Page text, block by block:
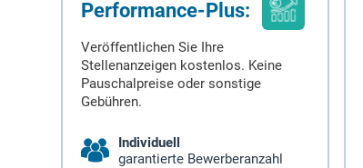
Performance-Plus:
Veröffentlichen Sie Ihre
Stellenanzeigen kostenlos. Keine
Pauschalpreise oder sonstige
Gebühren.
Individuell
garantierte Bewerberanzahl